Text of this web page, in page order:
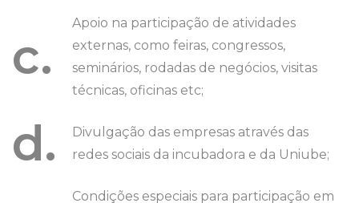
c.
Apoio na participação de atividades
externas, como feiras, congressos,
seminários, rodadas de negócios, visitas
técnicas, oficinas etc;
d.
Divulgação das empresas através das
redes sociais da incubadora e da Uniube;
Condições especiais para participação em